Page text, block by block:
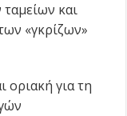
και
«γκρίζων»
οριακή για τη